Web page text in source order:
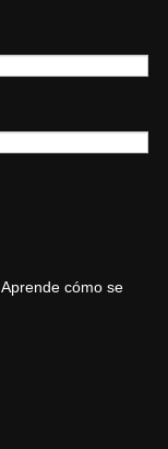
Aprende cómo se